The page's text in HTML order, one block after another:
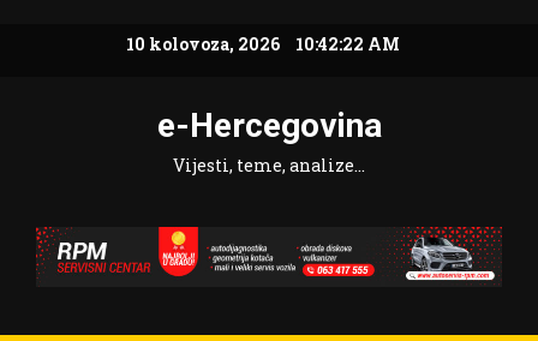
10 kolovoza, 2026 10:42:23 AM
e-Hercegovina
Vijesti, teme, analize…